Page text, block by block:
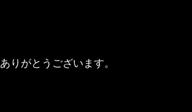
ありがとうございます。